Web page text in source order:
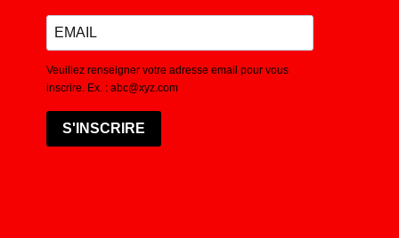
Veuillez renseigner votre adresse email pour vous
inscrire. Ex. : abc@xyz.com
S'INSCRIRE